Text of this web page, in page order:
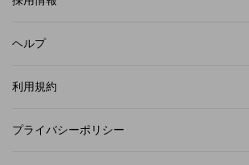
ヘルプ
利用規約
プライバシーポリシー